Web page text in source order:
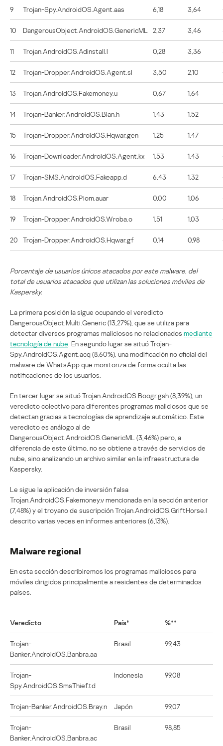
9 Trojan-Spy.AndroidOS.Agent.aas 6,18 3,64
10 DangerousObject.AndroidOS.GenericML 2,37 3,46
11 Trojan.AndroidOS.Adinstall.l 0,28 3,36
12 Trojan-Dropper.AndroidOS.Agent.sl 3,50 2,10
13 Trojan.AndroidOS.Fakemoney.u 0,67 1,64
14 Trojan-Banker.AndroidOS.Bian.h 1,43 1,52
15 Trojan-Dropper.AndroidOS.Hqwar.gen 1,25 1,47
16 Trojan-Downloader.AndroidOS.Agent.kx 1,53 1,43
17 Trojan-SMS.AndroidOS.Fakeapp.d 6,43 1,32
18 Trojan.AndroidOS.Piom.auar 0,00 1,06
19 Trojan-Dropper.AndroidOS.Wroba.o 1,51 1,03
20 Trojan-Dropper.AndroidOS.Hqwar.gf 0,14 0,98
Porcentaje de usuarios únicos atacados por este malware, del
total de usuarios atacados que utilizan las soluciones móviles de
Kaspersky.
La primera posición la sigue ocupando el veredicto
DangerousObject.Multi.Generic (13,27%), que se utiliza para
detectar diversos programas maliciosos no relacionados mediante
tecnología de nube . En segundo lugar se situó Trojan-
Spy.AndroidOS.Agent.acq (8,60%), una modificación no oficial del
malware de WhatsApp que monitoriza de forma oculta las
notificaciones de los usuarios.
En tercer lugar se situó Trojan.AndroidOS.Boogr.gsh (8,39%), un
veredicto colectivo para diferentes programas maliciosos que se
detectan gracias a tecnologías de aprendizaje automático. Este
veredicto es análogo al de
DangerousObject.AndroidOS.GenericML (3,46%) pero, a
diferencia de este último, no se obtiene a través de servicios de
nube, sino analizando un archivo similar en la infraestructura de
Kaspersky.
Le sigue la aplicación de inversión falsa
Trojan.AndroidOS.Fakemoney.v mencionada en la sección anterior
(7,48%) y el troyano de suscripción Trojan.AndroidOS.GriftHorse.l
descrito varias veces en informes anteriores (6,13%).
Malware regional
En esta sección describiremos los programas maliciosos para
móviles dirigidos principalmente a residentes de determinados
países.
Veredicto País* %**
Trojan-
Banker.AndroidOS.Banbra.aa
Brasil 99,43
Trojan-
Spy.AndroidOS.SmsThief.td
Indonesia 99,08
Trojan-Banker.AndroidOS.Bray.n Japón 99,07
Trojan-
Banker.AndroidOS.Banbra.ac
Brasil 98,85